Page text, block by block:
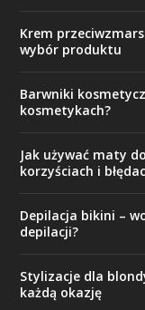
Krem
wybór produktu
Barwniki
kosmetykach?
Jak używać maty
korzyściach i
Depilacja bikini –
depilacji?
Stylizacje dla
każdą okazję